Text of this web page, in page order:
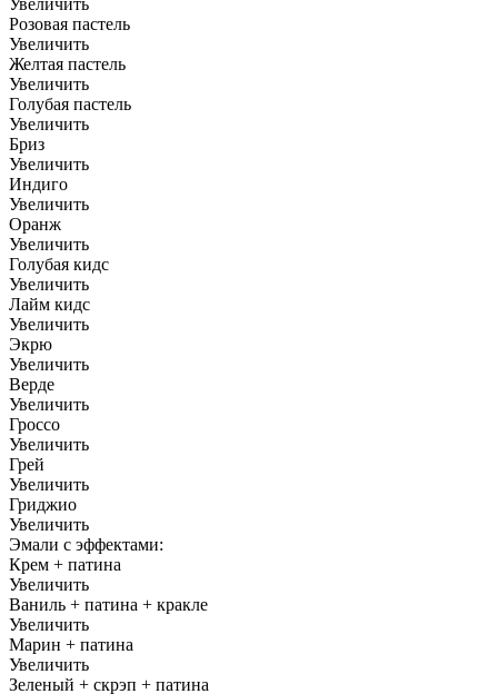
Увеличить
Розовая пастель
Увеличить
Желтая пастель
Увеличить
Голубая пастель
Увеличить
Бриз
Увеличить
Индиго
Увеличить
Оранж
Увеличить
Голубая кидс
Увеличить
Лайм кидс
Увеличить
Экрю
Увеличить
Верде
Увеличить
Гроссо
Увеличить
Грей
Увеличить
Гриджио
Увеличить
Эмали с эффектами:
Крем + патина
Увеличить
Ваниль + патина + кракле
Увеличить
Марин + патина
Увеличить
Зеленый + скрэп + патина